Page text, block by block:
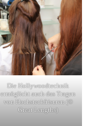
Die Hollywoodtechnik
ermöglicht auch das Tragen
von Hochsteckfrisuren (©
Great Lengths)